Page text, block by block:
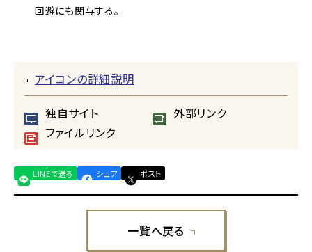
回避にも関与する。
アイコンの詳細説明
独自サイト
外部リンク
ファイルリンク
LINEで送る シェア ポスト
一覧へ戻る